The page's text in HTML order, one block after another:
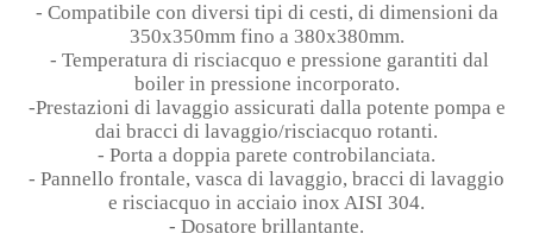
- Compatibile con diversi tipi di cesti, di dimensioni da
350x350mm fino a 380x380mm.
- Temperatura di risciacquo e pressione garantiti dal
boiler in pressione incorporato.
-Prestazioni di lavaggio assicurati dalla potente pompa e
dai bracci di lavaggio/risciacquo rotanti.
- Porta a doppia parete controbilanciata.
- Pannello frontale, vasca di lavaggio, bracci di lavaggio
e risciacquo in acciaio inox AISI 304.
- Dosatore brillantante.